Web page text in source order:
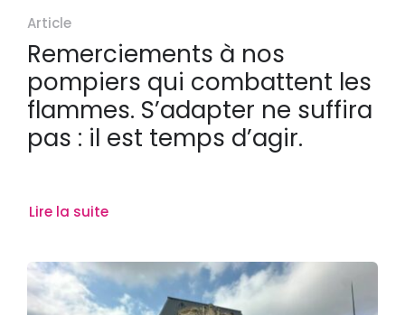
Article
Remerciements à nos
pompiers qui combattent les
flammes. S’adapter ne suffira
pas : il est temps d’agir.
Lire la suite